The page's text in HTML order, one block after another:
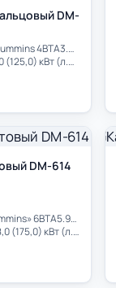
DM-
Модель: ММЗ Д-245.30Е2/ Cummins 4BTA3.9-C125
Мощность: 110,2 (150,0) / 93,0 (125,0) кВт (л.с.)
DM-614
Модель: «ЯМЗ» 236М2 / «Cummins» 6BTA5.9-C175
Мощность: 132,0 (180,0) / 128,0 (175,0) кВт (л.с.)